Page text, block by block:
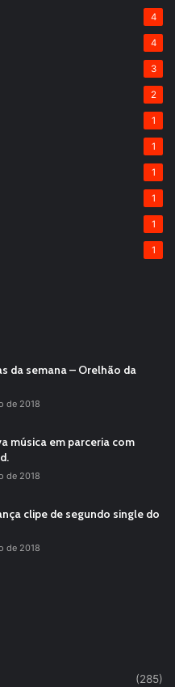
4
4
3
2
1
1
1
1
1
1
da semana – Orelhão da
de 2018
música em parceria com
de 2018
clipe de segundo single do
de 2018
(285)